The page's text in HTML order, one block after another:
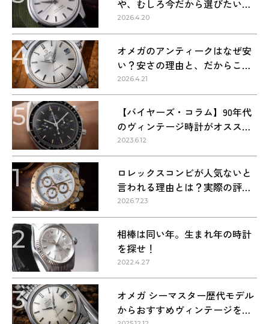
や、むしろ今だから選びたい理
由
2026.4.20
4
オメガのアンティークはなぜ安
い？安さの理由と、だからこそ
狙い目な理由
2026.4.21
5
【バイヤーズ・コラム】90年代
のヴィンテージ時計がオススメ
な理由
2023.6.12
1
ロレックスコンビが人気ないと
言われる理由とは？実際の評価
を解説
2026.7.23
2
相棒は同い年。生まれ年の時計
を探せ！
2022.4.27
3
オメガ シーマスター歴代モデル
からおすすめヴィンテージを紹